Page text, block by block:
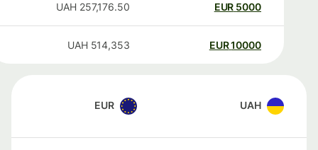
5000
EUR
257,176.50
UAH
10000
EUR
514,353
UAH
UAH
EUR